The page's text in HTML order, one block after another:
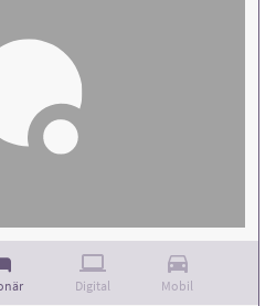
Digital Mobil